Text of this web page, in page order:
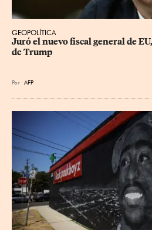
GEOPOLÍTICA
Juró el nuevo fiscal general de
de Trump
Por AFP